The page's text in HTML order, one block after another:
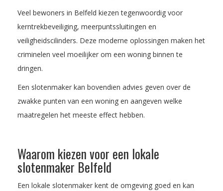
Veel bewoners in Belfeld kiezen tegenwoordig voor
kerntrekbeveiliging, meerpuntssluitingen en
veiligheidscilinders. Deze moderne oplossingen maken het
criminelen veel moeilijker om een woning binnen te
dringen.
Een slotenmaker kan bovendien advies geven over de
zwakke punten van een woning en aangeven welke
maatregelen het meeste effect hebben.
Waarom kiezen voor een lokale
slotenmaker Belfeld
Een lokale slotenmaker kent de omgeving goed en kan